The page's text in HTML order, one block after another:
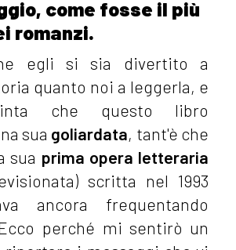
come fosse il più
romanzi.
egli si sia divertito a
quanto noi a leggerla, e
che questo libro
sua goliardata, tant'è che
sua prima opera letteraria
scritta nel 1993
ancora frequentando
perché mi sentirò un